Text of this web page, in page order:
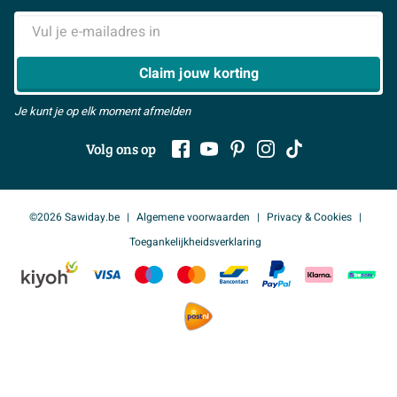
ervaar zelf de kwaliteit.
> Naar inspiratie
Samenwerken
> Alles over showrooms
E-mailadres
Claim jouw korting
Je kunt je op elk moment afmelden
Volg ons op
©2026 Sawiday.be Algemene voorwaarden
Privacy & Cookies
Toegankelijkheidsverklaring